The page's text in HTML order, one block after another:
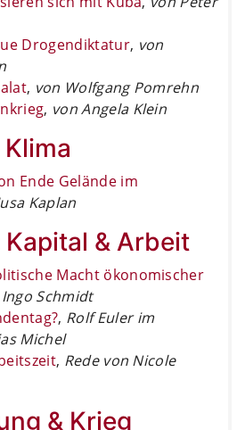
Drogendiktatur, von
, von Wolfgang Pomrehn
, von Angela Klein
Ende Gelände im
Kaplan
& Arbeit
Macht ökonomischer
Schmidt
, Rolf Euler im
Michel
, Rede von Nicole
& Krieg